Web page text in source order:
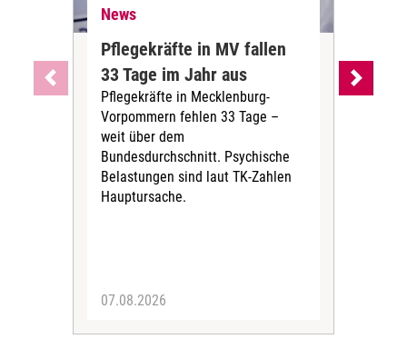
News
Pflegekräfte in MV fallen
33 Tage im Jahr aus
Pflegekräfte in Mecklenburg-
Vorpommern fehlen 33 Tage –
weit über dem
Bundesdurchschnitt. Psychische
Belastungen sind laut TK-Zahlen
Hauptursache.
07.08.2026